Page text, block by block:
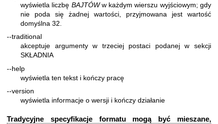
wyświetla liczbę BAJTÓWw każdym wierszu wyjściowym; gdy
nie poda się żadnej wartości, przyjmowana jest wartość
domyślna 32.
--traditional
akceptuje argumenty w trzeciej postaci podanej w sekcji
SKŁADNIA
--help
wyświetla ten tekst i kończy pracę
--version
wyświetla informacje o wersji i kończy działanie
Tradycyjne specyfikacje formatu mogą być mieszane,